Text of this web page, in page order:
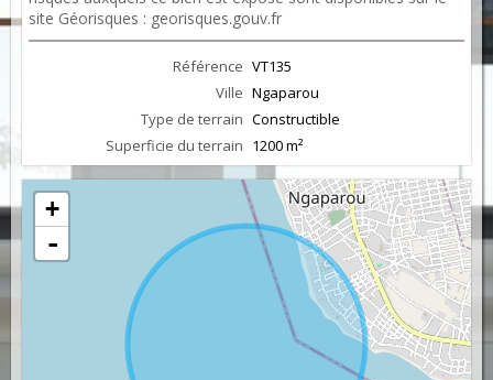
site Géorisques : georisques.gouv.fr
Référence VT135
Ville Ngaparou
Type de terrain Constructible
Superficie du terrain 1200 m²
+
-